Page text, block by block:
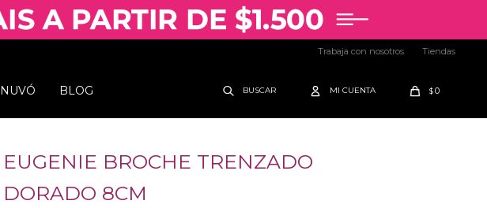
NUVÓ BLOG $0
Trabaja con nosotros Tiendas
EUGENIE BROCHE TRENZADO
DORADO 8CM